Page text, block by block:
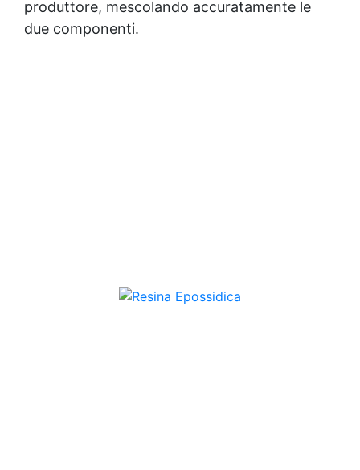
produttore, mescolando accuratamente le
due componenti.